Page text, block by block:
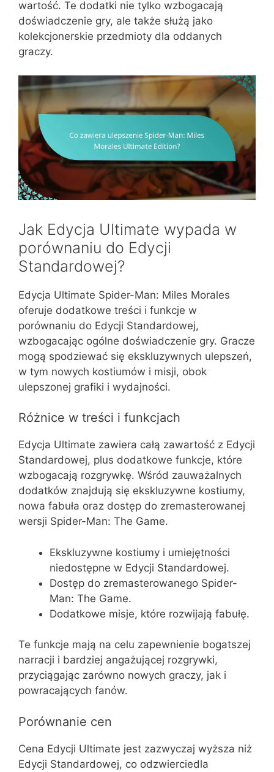
wartość. Te dodatki nie tylko wzbogacają
doświadczenie gry, ale także służą jako
kolekcjonerskie przedmioty dla oddanych
graczy.
Jak Edycja Ultimate wypada w
porównaniu do Edycji
Standardowej?
Edycja Ultimate Spider-Man: Miles Morales
oferuje dodatkowe treści i funkcje w
porównaniu do Edycji Standardowej,
wzbogacając ogólne doświadczenie gry. Gracze
mogą spodziewać się ekskluzywnych ulepszeń,
w tym nowych kostiumów i misji, obok
ulepszonej grafiki i wydajności.
Różnice w treści i funkcjach
Edycja Ultimate zawiera całą zawartość z Edycji
Standardowej, plus dodatkowe funkcje, które
wzbogacają rozgrywkę. Wśród zauważalnych
dodatków znajdują się ekskluzywne kostiumy,
nowa fabuła oraz dostęp do zremasterowanej
wersji Spider-Man: The Game.
Ekskluzywne kostiumy i umiejętności
niedostępne w Edycji Standardowej.
Dostęp do zremasterowanego Spider-
Man: The Game.
Dodatkowe misje, które rozwijają fabułę.
Te funkcje mają na celu zapewnienie bogatszej
narracji i bardziej angażującej rozgrywki,
przyciągając zarówno nowych graczy, jak i
powracających fanów.
Porównanie cen
Cena Edycji Ultimate jest zazwyczaj wyższa niż
Edycji Standardowej, co odzwierciedla